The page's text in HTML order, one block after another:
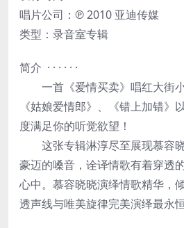
唱片公司：℗ 2010 亚迪传媒
类型：录音室专辑
简介 · · · · · ·
一首《爱情买卖》唱红大街小
《姑娘爱情郎》、《错上加错》
度满足你的听觉欲望！
这张专辑淋淳尽至展现慕容
豪迈的嗓音，诠译情歌有着穿透
心中。慕容晓晓演绎情歌精华，
透声线与唯美旋律完美演绎最永